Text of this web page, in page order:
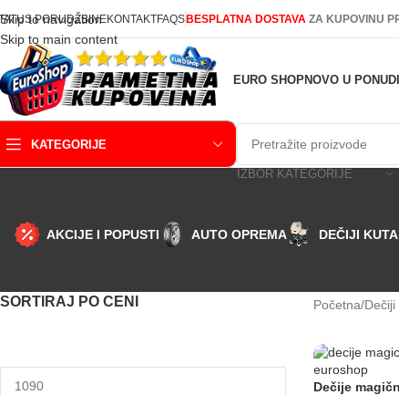
Skip to navigation
Skip to main content
PORUDŽBINEKONTAKTFAQSBESPLATNA DOSTAVA ZA KUPOVINU
EURO SHOPNOVO U PONUDI
KATEGORIJE
IZBOR KATEGORIJE
AKCIJE I POPUSTI AUTO OPREMA DEČIJI
SORTIRAJ PO CENI Početna Dečiji
Dečije